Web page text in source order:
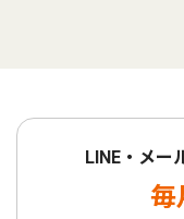
LINE・メー
毎